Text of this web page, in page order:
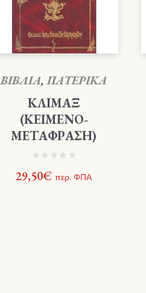
ΒΙΒΛΙΑ,ΠΑΤΕΡΙΚΑ
ΚΛΙΜΑΞ
(ΚΕΙΜΕΝΟ-
ΜΕΤΑΦΡΑΣΗ)
29,50€ περ. ΦΠΑ